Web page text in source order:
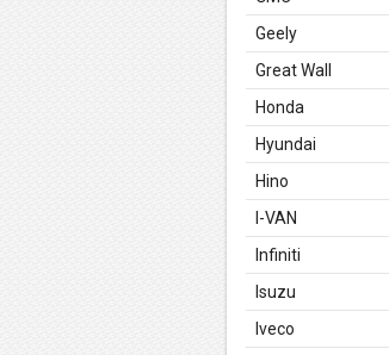
Geely
Great Wall
Honda
Hyundai
Hino
I-VAN
Infiniti
Isuzu
Iveco